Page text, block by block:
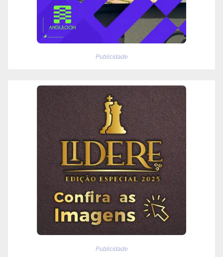
Publicidade
Publicidade